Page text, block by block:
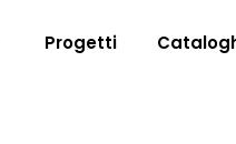
Progetti